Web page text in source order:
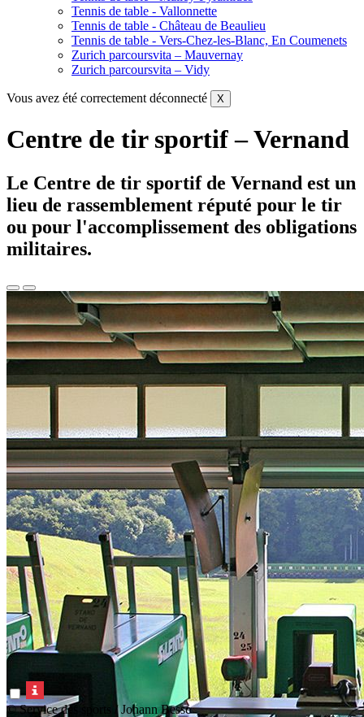
Tennis de table - Vallonnette
Tennis de table - Château de Beaulieu
Tennis de table - Vers-Chez-les-Blanc, En Coumenets
Zurich parcoursvita – Mauvernay
Zurich parcoursvita – Vidy
Vous avez été correctement déconnecté X
Centre de tir sportif – Vernand
Le Centre de tir sportif de Vernand est un
lieu de rassemblement réputé pour le tir
ou pour l'accomplissement des obligations
militaires.
© Service des sports / Johann Besse